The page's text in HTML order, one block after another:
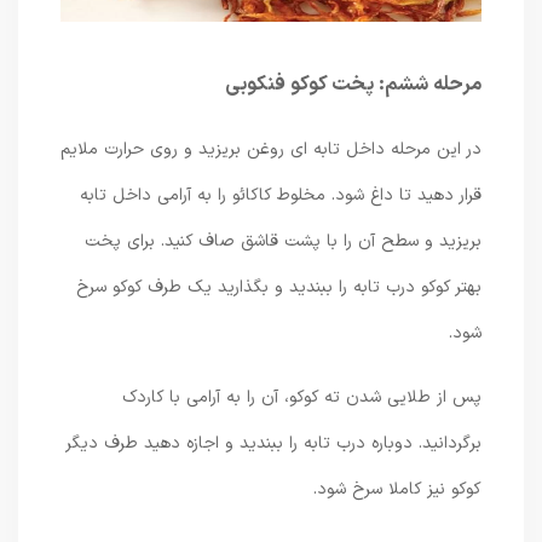
مرحله ششم: پخت کوکو فنکوبی
در این مرحله داخل تابه ای روغن بریزید و روی حرارت ملایم
قرار دهید تا داغ شود. مخلوط کاکائو را به آرامی داخل تابه
بریزید و سطح آن را با پشت قاشق صاف کنید. برای پخت
بهتر کوکو درب تابه را ببندید و بگذارید یک طرف کوکو سرخ
پس از طلایی شدن ته کوکو، آن را به آرامی با کاردک
برگردانید. دوباره درب تابه را ببندید و اجازه دهید طرف دیگر
کوکو نیز کاملا سرخ شود.